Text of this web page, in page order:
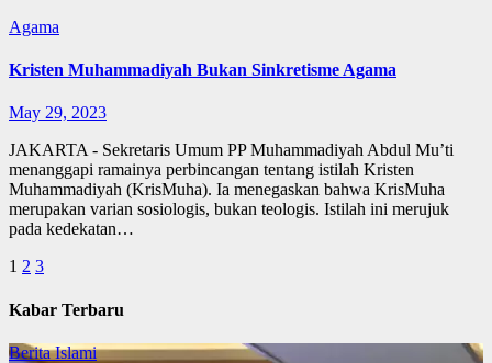
Agama
Kristen Muhammadiyah Bukan Sinkretisme Agama
May 29, 2023
JAKARTA - Sekretaris Umum PP Muhammadiyah Abdul Mu’ti
menanggapi ramainya perbincangan tentang istilah Kristen
Muhammadiyah (KrisMuha). Ia menegaskan bahwa KrisMuha
merupakan varian sosiologis, bukan teologis. Istilah ini merujuk
pada kedekatan…
Posts
pagination
1 2 3
Kabar Terbaru
Berita Islami